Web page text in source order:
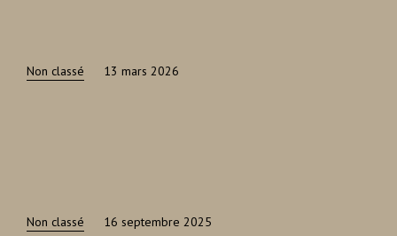
Non classé 13 mars 2026
Non classé 16 septembre 2025